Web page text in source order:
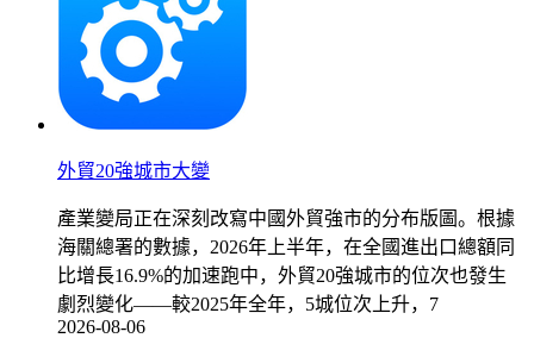
外貿20強城市大變
產業變局正在深刻改寫中國外貿強市的分布版圖。根據
海關總署的數據，2026年上半年，在全國進出口總額同
比增長16.9%的加速跑中，外貿20強城市的位次也發生
劇烈變化——較2025年全年，5城位次上升，7
2026-08-06